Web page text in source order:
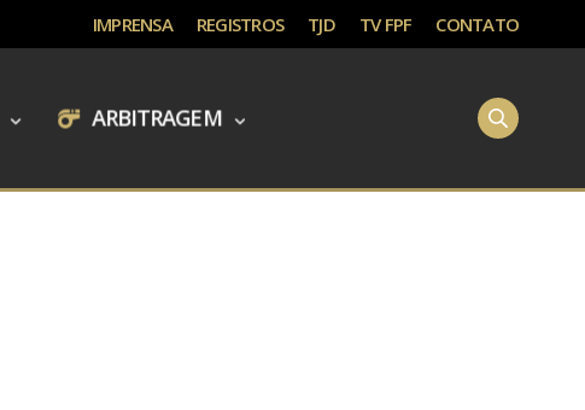
IMPRENSA REGISTROS TJD TV FPF CONTATO
ARBITRAGEM